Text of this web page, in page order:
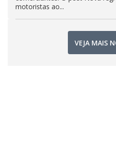
motoristas ao...
VEJA MAIS